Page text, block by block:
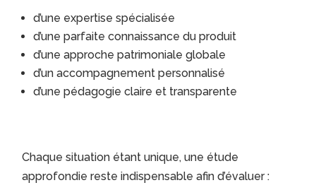
d’une expertise spécialisée
d’une parfaite connaissance du produit
d’une approche patrimoniale globale
d’un accompagnement personnalisé
d’une pédagogie claire et transparente
Chaque situation étant unique, une étude
approfondie reste indispensable afin d’évaluer :